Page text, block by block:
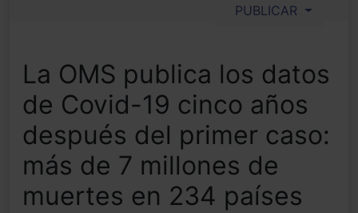
PUBLICAR
La OMS publica los datos
de Covid-19 cinco años
después del primer caso:
más de 7 millones de
muertes en 234 países